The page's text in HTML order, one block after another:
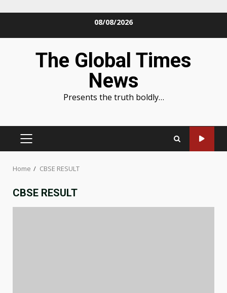
08/08/2026
The Global Times
News
Presents the truth boldly…
PRIMARY
Home CBSE RESULT
CBSE RESULT